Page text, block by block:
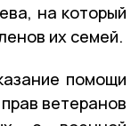
на который
их семей.
помощи
ветеранов